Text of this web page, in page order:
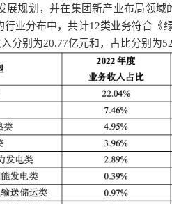
规划，并在集团新产业布局领
业分布中，共计12类业务符合
分别为20.77亿元和，占比分别为